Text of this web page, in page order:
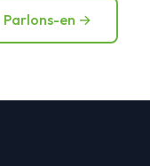
Parlons-en →